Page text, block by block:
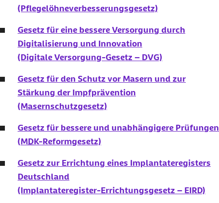
(Pflegelöhneverbesserungsgesetz)
Gesetz für eine bessere Versorgung durch
Digitalisierung und Innovation
(Digitale Versorgung-Gesetz – DVG)
Gesetz für den Schutz vor Masern und zur
Stärkung der Impfprävention
(Masernschutzgesetz)
Gesetz für bessere und unabhängigere Prüfungen
(MDK-Reformgesetz)
Gesetz zur Errichtung eines Implantateregisters
Deutschland
(Implantateregister-Errichtungsgesetz – EIRD)